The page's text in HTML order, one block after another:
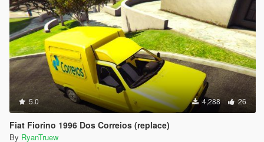
5.0 4,288 26
Fiat Fiorino 1996 Dos Correios (replace)
By RyanTruew